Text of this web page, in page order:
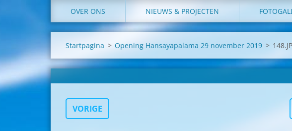
OVER ONS NIEUWS & PROJECTEN
Startpagina > Opening Hansayapalama 29 november 2019 >
VORIGE